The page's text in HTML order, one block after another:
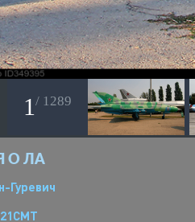
1 / 1289
О ЛА
Гуревич